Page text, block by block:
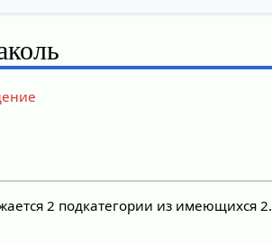
2 подкатегории из имеющихся 2.